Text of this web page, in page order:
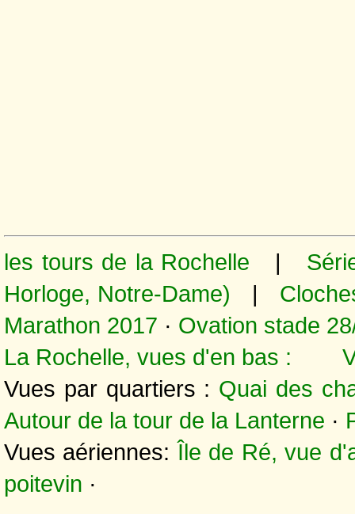
les tours de la Rochelle |
Horloge, Notre-Dame) |
Marathon 2017 · Ovation stade
La Rochelle, vues d'en bas :
Vues par quartiers : Quai des
Autour de la tour de la Lanterne ·
Vues aériennes: Île de Ré, vue
poitevin ·